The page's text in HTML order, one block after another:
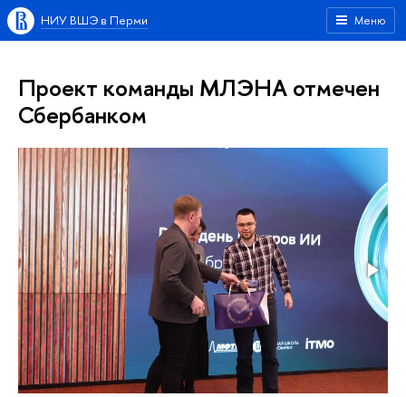
Меню
НИУ ВШЭ в Перми
Проект команды МЛЭНА отмечен
Сбербанком